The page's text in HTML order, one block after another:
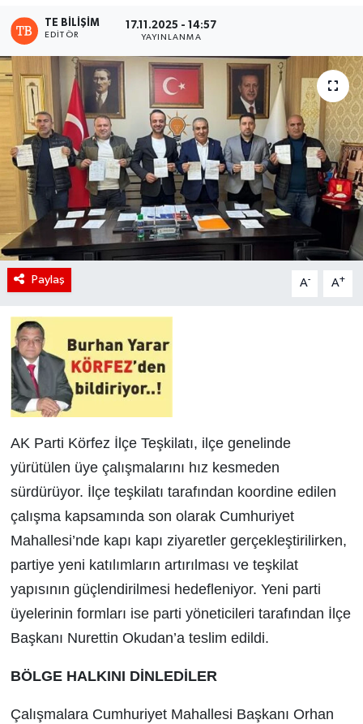
TE BILIŞIM
EDITÖR
17.11.2025 - 14:57
YAYINLANMA
Paylaş A- A+
AK Parti Körfez İlçe Teşkilatı, ilçe genelinde
yürütülen üye çalışmalarını hız kesmeden
sürdürüyor. İlçe teşkilatı tarafından koordine edilen
çalışma kapsamında son olarak Cumhuriyet
Mahallesi’nde kapı kapı ziyaretler gerçekleştirilirken,
partiye yeni katılımların artırılması ve teşkilat
yapısının güçlendirilmesi hedefleniyor. Yeni parti
üyelerinin formları ise parti yöneticileri tarafından İlçe
Başkanı Nurettin Okudan’a teslim edildi.
BÖLGE HALKINI DİNLEDİLER
Çalışmalara Cumhuriyet Mahallesi Başkanı Orhan